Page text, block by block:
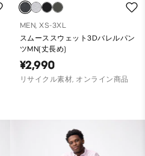
MEN, XS-3XL
スムーススウェット3Dバレルパン
ツMN(丈長め)
¥2,990
リサイクル素材, オンライン商品